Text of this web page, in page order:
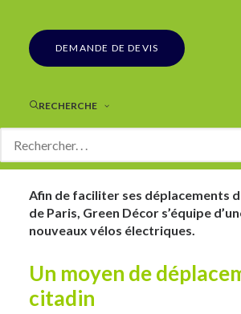
DEMANDE DE DEVIS
RECHERCHE
Afin de faciliter ses déplacements
de Paris, Green Décor s’équipe
nouveaux vélos électriques.
Un moyen de
citadin